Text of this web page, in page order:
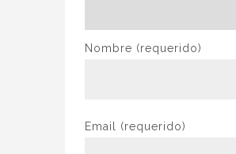
Nombre (requerido)
Email (requerido)